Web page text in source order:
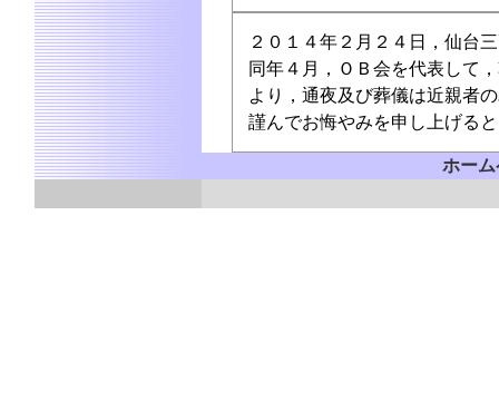
２０１４年２月２４日，仙台
同年４月，ＯＢ会を代表して
より，通夜及び葬儀は近親者
謹んでお悔やみを申し上げる
ホー